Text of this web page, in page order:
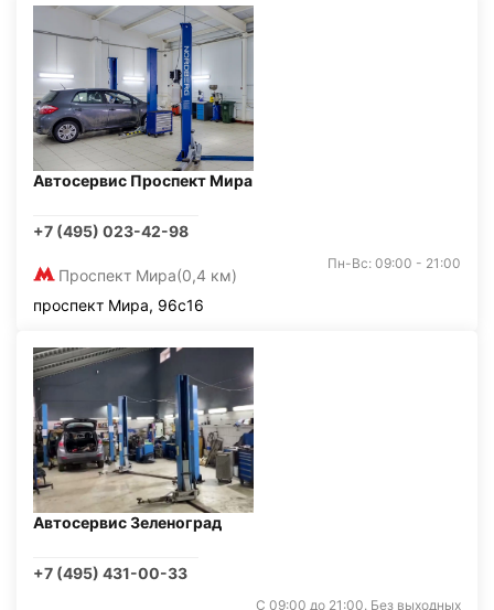
Автосервис Проспект Мира
+7 (495) 023-42-98
Проспект Мира(0,4 км)
Пн-Вс: 09:00 - 21:00
проспект Мира, 96с16
Автосервис Зеленоград
+7 (495) 431-00-33
С 09:00 до 21:00. Без выходных